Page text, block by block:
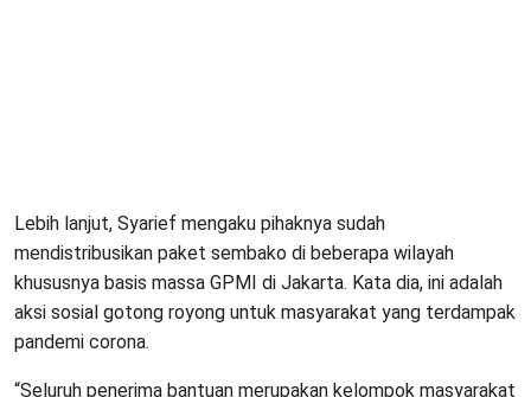
Lebih lanjut, Syarief mengaku pihaknya sudah
mendistribusikan paket sembako di beberapa wilayah
khususnya basis massa GPMI di Jakarta. Kata dia, ini adalah
aksi sosial gotong royong untuk masyarakat yang terdampak
pandemi corona.
“Seluruh penerima bantuan merupakan kelompok masyarakat